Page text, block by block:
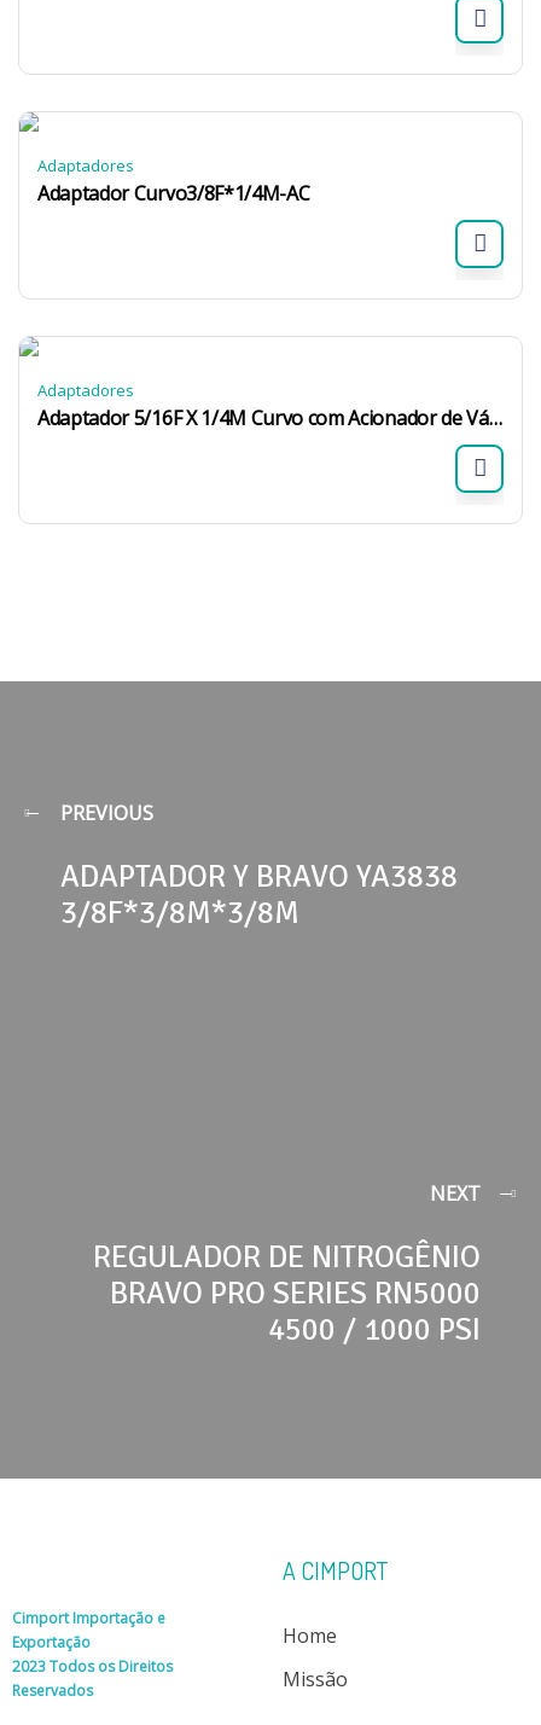
Adaptadores
Adaptador Curvo3/8F*1/4M-AC
Adaptadores
Adaptador 5/16F X 1/4M Curvo com Acionador de Válvula 516F38M-ACS
PREVIOUS
ADAPTADOR Y BRAVO YA3838
3/8F*3/8M*3/8M
NEXT
REGULADOR DE NITROGÊNIO
BRAVO PRO SERIES RN5000
4500 / 1000 PSI
Cimport Importação e
Exportação
2023 Todos os Direitos
Reservados
A CIMPORT
Home
Missão